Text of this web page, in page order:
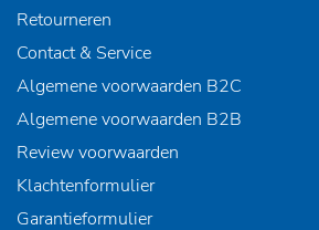
Retourneren
Contact & Service
Algemene voorwaarden B2C
Algemene voorwaarden B2B
Review voorwaarden
Klachtenformulier
Garantieformulier